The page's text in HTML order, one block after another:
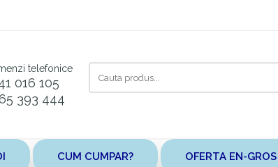
telefonice
016 105
393 444
aici
CUM CUMPAR? OFERTA EN-GROS